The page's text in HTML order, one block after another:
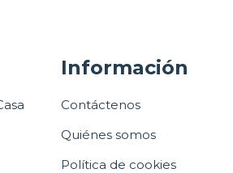
Información
Contáctenos
Quiénes somos
Política de cookies